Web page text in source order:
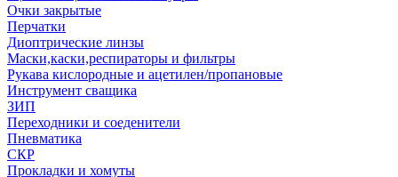
Очки закрытые
Перчатки
Диоптрические линзы
Маски,каски,респираторы и фильтры
Рукава кислородные и ацетилен/пропановые
Инструмент сващика
ЗИП
Переходники и соеденители
Пневматика
СКР
Прокладки и хомуты